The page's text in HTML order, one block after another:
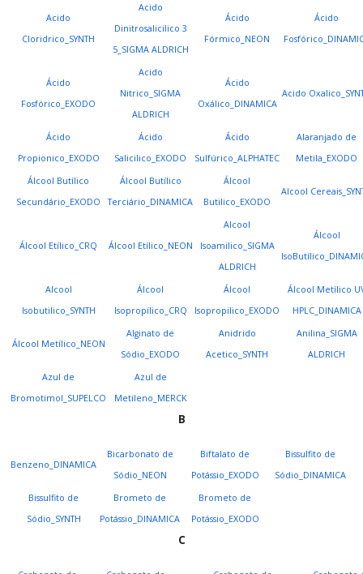
Acido
Cloridrico_SYNTH
Acido
Dinitrosalicilico 3
5_SIGMA ALDRICH
Ácido
Fórmico_NEON
Ácido
Ácido
Fosfórico_EXODO
Acido
Nitrico_SIGMA
ALDRICH
Ácido
Oxálico_DINAMICA
Acido
Ácido
Propionico_EXODO
Ácido
Salicilico_EXODO
Ácido
Sulfúrico_ALPHATEC
Alaranjado de
Metila_EXODO
Álcool Butílico
Secundário_EXODO
Álcool Butílico
Terciário_DINAMICA
Álcool
Butilico_EXODO
Alcool
Álcool Etílico_CRQ Álcool Etílico_NEON
Alcool
Isoamilico_SIGMA
ALDRICH
Álcool
Alcool
Isobutilico_SYNTH
Álcool
Isopropílico_CRQ
Álcool
Isopropilico_EXODO
Álcool Metílico
HPLC_DINAMICA
Álcool Metílico_NEON
Alginato de
Sódio_EXODO
Anidrido
Acetico_SYNTH
Anilina_SIGMA
ALDRICH
Azul de
Bromotimol_SUPELCO
Azul de
Metileno_MERCK
B
Benzeno_DINAMICA
Bicarbonato de
Sódio_NEON
Biftalato de
Potássio_EXODO
Bissulfito de
Sódio_DINAMICA
Bissulfito de
Sódio_SYNTH
Brometo de
Potássio_DINAMICA
Brometo de
Potássio_EXODO
C